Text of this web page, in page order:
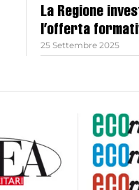
La Regione
l’offerta
25 Settembre 2025